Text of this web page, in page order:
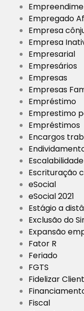
Empregado
Empresa
Empresa
Empresarial
Empresários
Empresas
Empresas
Empréstimo
Emprestimo
Empréstimos
Encargos
Escalabilidade
Escrituração
eSocial
eSocial 2021
Estágio a
Exclusão do
Expansão
Fator R
Feriado
FGTS
Fidelizar
Fiscal